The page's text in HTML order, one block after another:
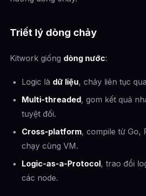
Triết lý dòng chảy
Kitwork giống dòng nước:
Logic là dữ liệu, chảy liên tục
Multi-threaded, gom kết quả
tuyệt đối.
Cross-platform, compile từ Go,
chạy cùng VM.
Logic-as-a-Protocol, trao đổi
các node.